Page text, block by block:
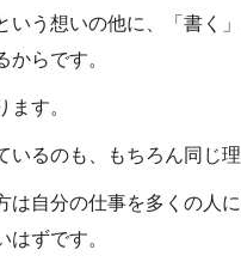
う想いの他に、「書く
らです。
す。
るのも、もちろん同じ理
自分の仕事を多くの人
ずです。